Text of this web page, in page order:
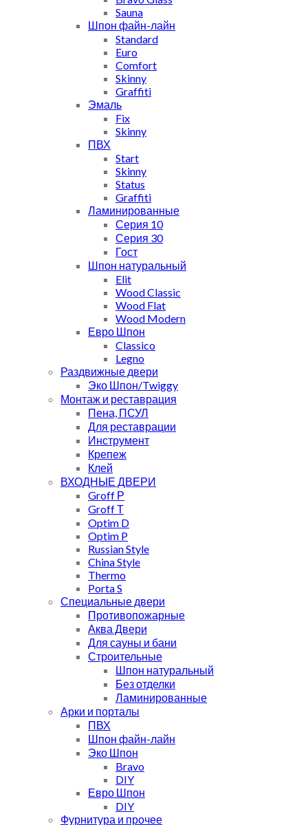
Sauna
Шпон файн-лайн
Standard
Euro
Comfort
Skinny
Graffiti
Эмаль
Fix
Skinny
ПВХ
Start
Skinny
Status
Graffiti
Ламинированные
Серия 10
Серия 30
Гост
Шпон натуральный
Elit
Wood Classic
Wood Flat
Wood Modern
Евро Шпон
Classico
Legno
Раздвижные двери
Эко Шпон/Twiggy
Монтаж и реставрация
Пена, ПСУЛ
Для реставрации
Инструмент
Крепеж
Клей
ВХОДНЫЕ ДВЕРИ
Groff Р
Groff Т
Optim D
Optim P
Russian Style
China Style
Thermo
Porta S
Специальные двери
Противопожарные
Аква Двери
Для сауны и бани
Строительные
Шпон натуральный
Без отделки
Ламинированные
Арки и порталы
ПВХ
Шпон файн-лайн
Эко Шпон
Bravo
DIY
Евро Шпон
DIY
Фурнитура и прочее